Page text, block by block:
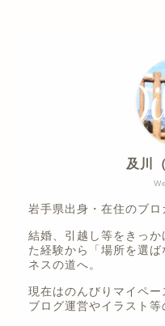
及川
岩手県出身・在住のブロ
結婚、引越し等をきっ
た経験から「場所を選
ネスの道へ。
現在はのんびりマイペー
ブログ運営やイラスト等